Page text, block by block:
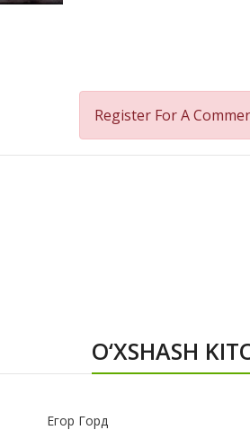
Register For A
O‘XSHASH
Егор Горд